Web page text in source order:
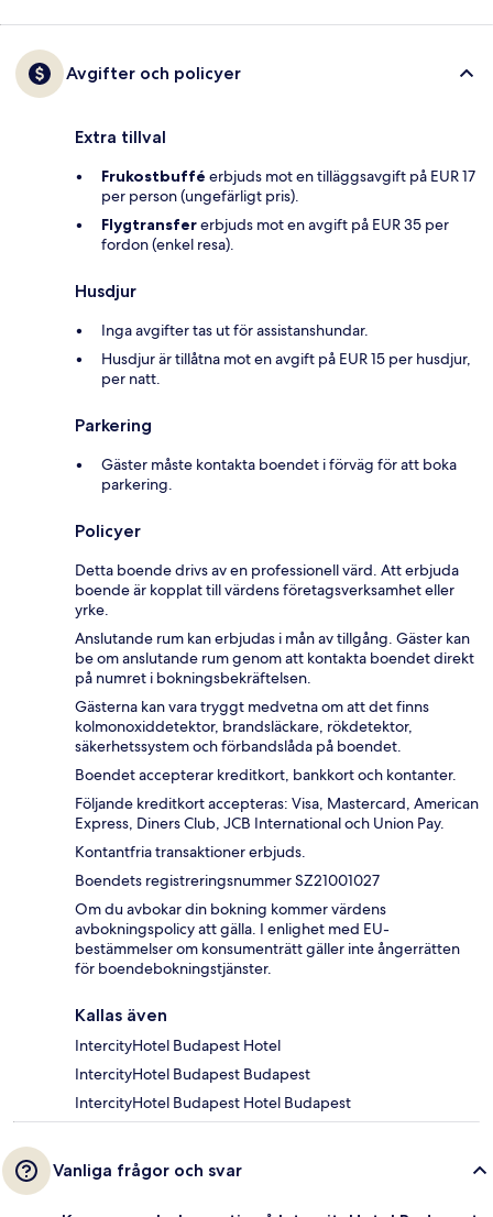
Avgifter och policyer
Extra tillval
Frukostbuffé erbjuds mot en tilläggsavgift på EUR 17
per person (ungefärligt pris).
Flygtransfererbjuds mot en avgift på EUR 35 per
fordon (enkel resa).
Husdjur
Inga avgifter tas ut för assistanshundar.
Husdjur är tillåtna mot en avgift på EUR 15 per husdjur,
per natt.
Parkering
Gäster måste kontakta boendet i förväg för att boka
parkering.
Policyer
Detta boende drivs av en professionell värd. Att erbjuda
boende är kopplat till värdens företagsverksamhet eller
yrke.
Anslutande rum kan erbjudas i mån av tillgång. Gäster kan
be om anslutande rum genom att kontakta boendet direkt
på numret i bokningsbekräftelsen.
Gästerna kan vara tryggt medvetna om att det finns
kolmonoxiddetektor, brandsläckare, rökdetektor,
säkerhetssystem och förbandslåda på boendet.
Boendet accepterar kreditkort, bankkort och kontanter.
Följande kreditkort accepteras: Visa, Mastercard, American
Express, Diners Club, JCB International och Union Pay.
Kontantfria transaktioner erbjuds.
Boendets registreringsnummer SZ21001027
Om du avbokar din bokning kommer värdens
avbokningspolicy att gälla. I enlighet med EU-
bestämmelser om konsumenträtt gäller inte ångerrätten
för boendebokningstjänster.
Kallas även
IntercityHotel Budapest Hotel
IntercityHotel Budapest Budapest
IntercityHotel Budapest Hotel Budapest
Vanliga frågor och svar